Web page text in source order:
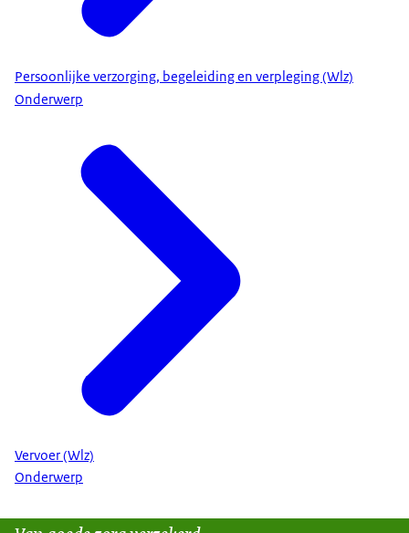
Persoonlijke verzorging, begeleiding en verpleging (Wlz)
Onderwerp
Vervoer (Wlz)
Onderwerp